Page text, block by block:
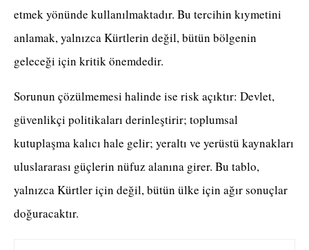
etmek yönünde kullanılmaktadır. Bu tercihin kıymetini
anlamak, yalnızca Kürtlerin değil, bütün bölgenin
geleceği için kritik önemdedir.
Sorunun çözülmemesi halinde ise risk açıktır: Devlet,
güvenlikçi politikaları derinleştirir; toplumsal
kutuplaşma kalıcı hale gelir; yeraltı ve yerüstü kaynakları
uluslararası güçlerin nüfuz alanına girer. Bu tablo,
yalnızca Kürtler için değil, bütün ülke için ağır sonuçlar
doğuracaktır.